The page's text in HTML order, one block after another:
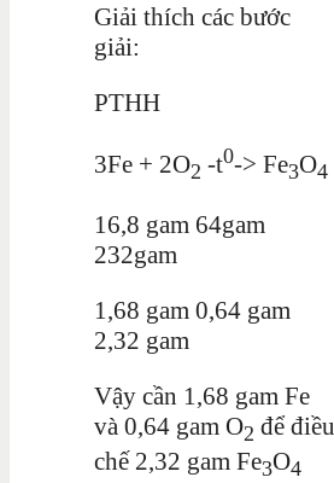
Giải thích các bước
giải:
PTHH
3Fe + 2O2 -t0-> Fe3O4
16,8 gam 64gam
232gam
1,68 gam 0,64 gam
2,32 gam
Vậy cần 1,68 gam Fe
và 0,64 gam O2 để điều
chế 2,32 gam Fe3O4